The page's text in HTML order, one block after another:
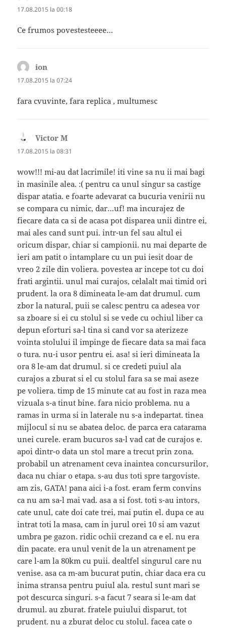
17.08.2015 la 00:18
Ce frumos povestesteeee…
ion
17.08.2015 la 07:24
fara cvuvinte, fara replica , multumesc
Victor M
17.08.2015 la 08:31
wow!!! mi-au dat lacrimile! iti vine sa nu ii mai bagi
in masinile alea. :( pentru ca unul singur sa castige
dispar atatia. e foarte adevarat ca bucuria venirii nu
se compara cu nimic, dar…uf! ma incurajez de
fiecare data ca si de acasa pot disparea unii dintre ei,
mai ales cand sunt pui. intr-un fel sau altul ei
oricum dispar, chiar si campionii. nu mai departe de
ieri am patit o intamplare cu un pui iesit doar de
vreo 2 zile din voliera. povestea ar incepe tot cu doi
frati argintii. unul mai curajos, celalalt mai timid ori
prudent. la ora 8 dimineata le-am dat drumul. cum
zbor la natural, puii se calesc pentru ca adesea vor
sa zboare si ei cu stolul si se vede cu ochiul liber ca
depun eforturi sa-l tina si cand vor sa aterizeze
vointa stolului il impinge de fiecare data sa mai faca
o tura. nu-i usor pentru ei. asa! si ieri dimineata la
ora 8 le-am dat drumul. si ce credeti puiul ala
curajos a zburat si el cu stolul fara sa se mai aseze
pe voliera. timp de 15 minute cat au fost in raza mea
vizuala s-a tinut bine. fara nicio problema. nu a
ramas in urma si in laterale nu s-a indepartat. tinea
mijlocul si nu se abatea deloc. de parca era catarama
unei curele. eram bucuros sa-l vad cat de curajos e.
apoi dintr-o data un stol mare a trecut prin zona.
probabil un atrenament ceva inaintea concursurilor,
daca nu chiar o etapa. s-au dus toti spre targoviste.
am zis, GATA! pana aici i-a fost. eram ferm convins
ca nu am sa-l mai vad. asa a si fost. toti s-au intors,
cate unul, cate doi cate trei, mai putin el. dupa ce au
intrat toti la masa, cam in jurul orei 10 si am vazut
umbra pe gazon. ridic ochii crezand ca e el. nu era
din pacate. era unul venit de la un atrenament pe
care l-am la 80km cu puii. dealtfel singurul care nu
venise. asa ca m-am bucurat putin, chiar daca era cu
inima stransa pentru puiul ala. restul sunt mari se
pot descurca singuri. s-a facut 7 seara si le-am dat
drumul. au zburat. fratele puiului disparut, tot
prudent. nu a zburat deloc cu stolul. facea cate o